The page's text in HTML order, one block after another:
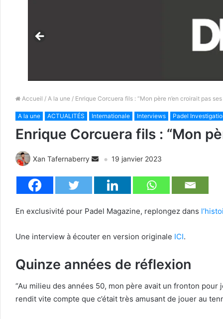
Accueil / A la une / Enrique Corcuera fils : “Mon père n’en croirait pas
A la une ACTUALITÉS Internationale Interviews Padel
Enrique Corcuera fils : “Mon
Xan Tafernaberry 19 janvier 2023
En exclusivité pour Padel Magazine, replongez dans
Une interview à écouter en version originale ICI.
Quinze années de réflexion
“Au milieu des années 50, mon père avait un fronton
rendit vite compte que c’était très amusant de jouer au